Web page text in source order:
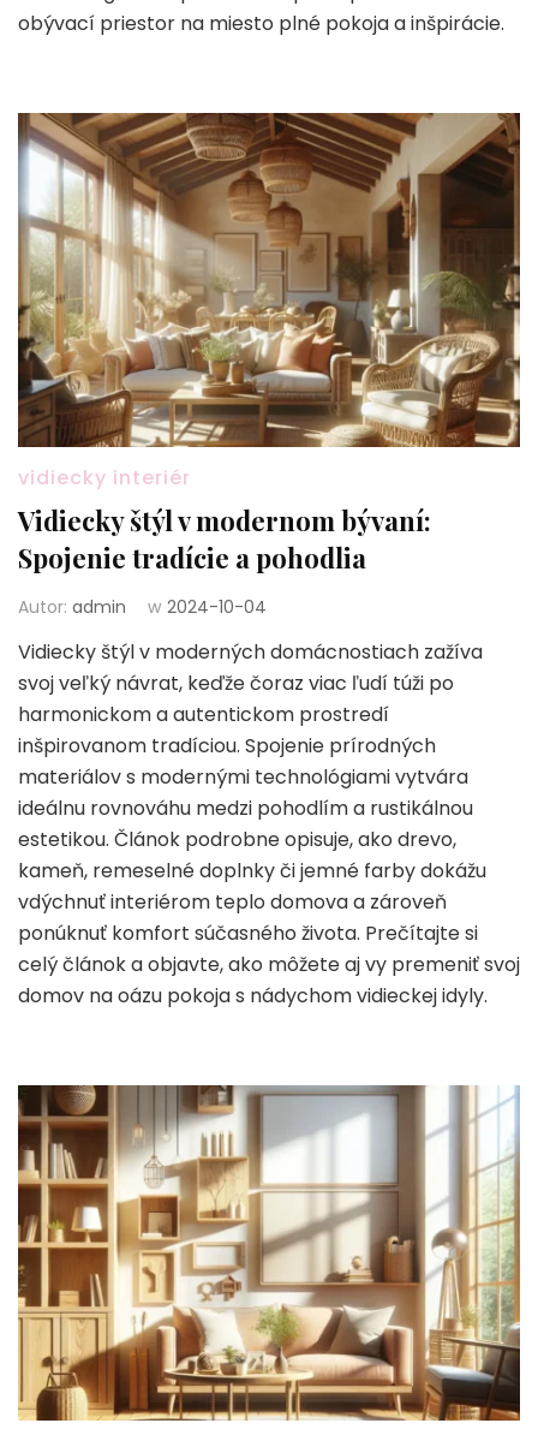
obývací priestor na miesto plné pokoja a inšpirácie.
vidiecky interiér
Vidiecky štýl v modernom bývaní:
Spojenie tradície a pohodlia
Autor: admin w 2024-10-04
Vidiecky štýl v moderných domácnostiach zažíva
svoj veľký návrat, keďže čoraz viac ľudí túži po
harmonickom a autentickom prostredí
inšpirovanom tradíciou. Spojenie prírodných
materiálov s modernými technológiami vytvára
ideálnu rovnováhu medzi pohodlím a rustikálnou
estetikou. Článok podrobne opisuje, ako drevo,
kameň, remeselné doplnky či jemné farby dokážu
vdýchnuť interiérom teplo domova a zároveň
ponúknuť komfort súčasného života. Prečítajte si
celý článok a objavte, ako môžete aj vy premeniť svoj
domov na oázu pokoja s nádychom vidieckej idyly.